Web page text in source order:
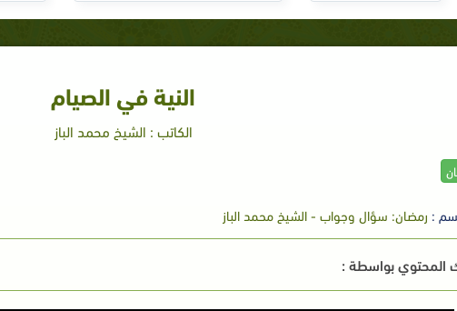
النية في الصيام
الكاتب : الشيخ محمد الباز
: رمضان: سؤال وجواب - الشيخ محمد الباز
المحتوي بواسطة :